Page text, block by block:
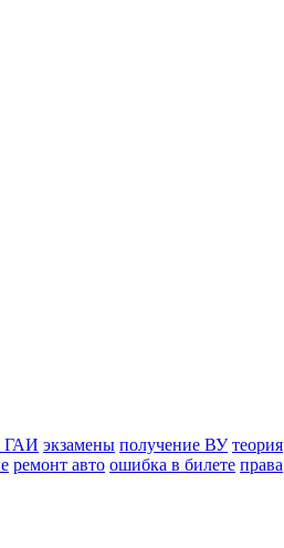
ГАИ экзамены получение ВУ теория
ремонт авто ошибка в билете права